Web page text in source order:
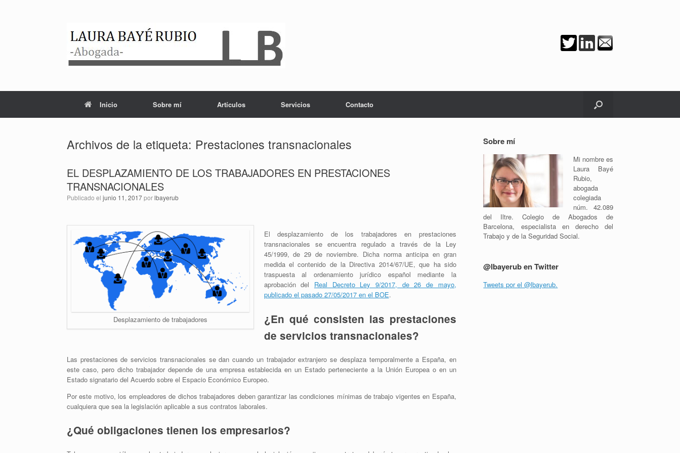
Inicio Sobre mí Artículos Servicios Contacto
Archivos de la etiqueta: Prestaciones transnacionales
EL DESPLAZAMIENTO DE LOS TRABAJADORES EN PRESTACIONES
TRANSNACIONALES
Publicado el junio 11, 2017porlbayerub
Desplazamiento de trabajadores
El desplazamiento de los trabajadores en prestaciones
transnacionales se encuentra regulado a través de la Ley
45/1999, de 29 de noviembre. Dicha norma anticipa en gran
medida el contenido de la Directiva 2014/67/UE, que ha sido
traspuesta al ordenamiento jurídico español mediante la
aprobación del Real Decreto Ley 9/2017, de 26 de mayo,
publicado el pasado 27/05/2017 en el BOE.
¿En qué consisten las prestaciones
de servicios transnacionales?
Las prestaciones de servicios transnacionales se dan cuando un trabajador extranjero se desplaza temporalmente a España, en
este caso, pero dicho trabajador depende de una empresa establecida en un Estado perteneciente a la Unión Europea o en un
Estado signatario del Acuerdo sobre el Espacio Económico Europeo.
Por este motivo, los empleadores de dichos trabajadores deben garantizar las condiciones mínimas de trabajo vigentes en España,
cualquiera que sea la legislación aplicable a sus contratos laborales.
¿Qué obligaciones tienen los empresarios?
Sobre mí
Mi nombre es
Laura Bayé
Rubio,
abogada
colegiada
núm. 42.089
del Iltre. Colegio de Abogados de
Barcelona, especialista en derecho del
Trabajo y de la Seguridad Social.
@lbayerub en Twitter
Tweets por el @lbayerub.